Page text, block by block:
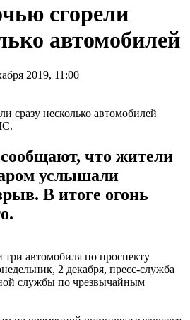
сгорели
автомобилей
2019, 11:00
что жители
услышали
В итоге огонь
автомобиля по проспекту
2 декабря, пресс-служба
службы по чрезвычайным